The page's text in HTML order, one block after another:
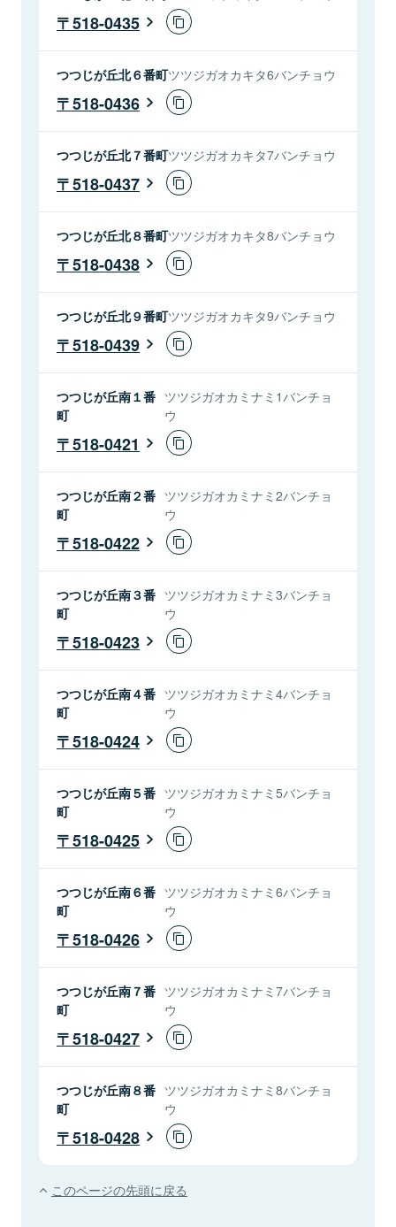
518-0435
つつじが丘北６番町ツツジガオカキタ6バンチョウ
518-0436
つつじが丘北７番町ツツジガオカキタ7バンチョウ
518-0437
つつじが丘北８番町ツツジガオカキタ8バンチョウ
518-0438
つつじが丘北９番町ツツジガオカキタ9バンチョウ
518-0439
つつじが丘南１番
町
ツツジガオカミナミ1バンチョ
ウ
518-0421
つつじが丘南２番
町
ツツジガオカミナミ2バンチョ
ウ
518-0422
つつじが丘南３番
町
ツツジガオカミナミ3バンチョ
ウ
518-0423
つつじが丘南４番
町
ツツジガオカミナミ4バンチョ
ウ
518-0424
つつじが丘南５番
町
ツツジガオカミナミ5バンチョ
ウ
518-0425
つつじが丘南６番
町
ツツジガオカミナミ6バンチョ
ウ
518-0426
つつじが丘南７番
町
ツツジガオカミナミ7バンチョ
ウ
518-0427
つつじが丘南８番
町
ツツジガオカミナミ8バンチョ
ウ
518-0428
このページの先頭に戻る